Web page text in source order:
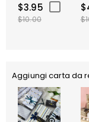
$3.95
$10.00
Aggiungi carta da